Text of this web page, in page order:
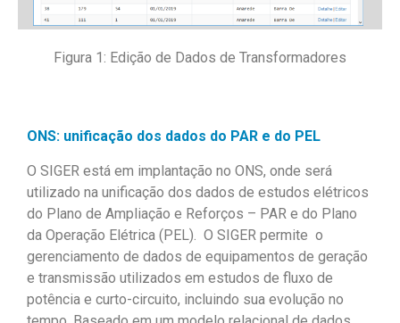
Figura 1: Edição de Dados de Transformadores
ONS: unificação dos dados do PAR e do PEL
O SIGER está em implantação no ONS, onde será
utilizado na unificação dos dados de estudos elétricos
do Plano de Ampliação e Reforços – PAR e do Plano
da Operação Elétrica (PEL). O SIGER permite o
gerenciamento de dados de equipamentos de geração
e transmissão utilizados em estudos de fluxo de
potência e curto-circuito, incluindo sua evolução no